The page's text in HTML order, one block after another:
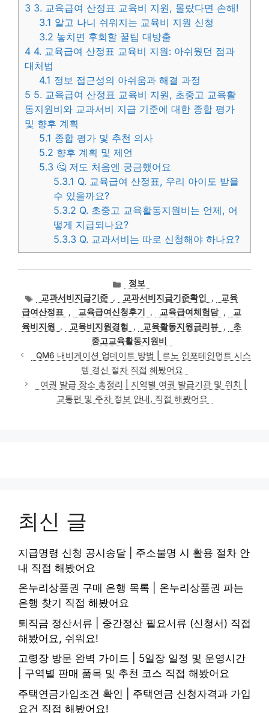
3 3. 교육급여 산정표 교육비 지원, 몰랐다면 손해!
3.1 알고 나니 쉬워지는 교육비 지원 신청
3.2 놓치면 후회할 꿀팁 대방출
4 4. 교육급여 산정표 교육비 지원: 아쉬웠던 점과
대처법
4.1 정보 접근성의 아쉬움과 해결 과정
5 5. 교육급여 산정표 교육비 지원, 초중고 교육활
동지원비와 교과서비 지급 기준에 대한 종합 평가
및 향후 계획
5.1 종합 평가 및 추천 의사
5.2 향후 계획 및 제언
5.3 🤔 저도 처음엔 궁금했어요
5.3.1 Q. 교육급여 산정표, 우리 아이도 받을
수 있을까요?
5.3.2 Q. 초중고 교육활동지원비는 언제, 어
떻게 지급되나요?
5.3.3 Q. 교과서비는 따로 신청해야 하나요?
카
테
고
리
정보
태
그
교과서비지급기준 , 교과서비지급기준확인 ,
교육
급여산정표
, 교육급여신청후기 , 교육급여체험담 ,
교
육비지원
, 교육비지원경험 , 교육활동지원금리뷰 ,
초
중고교육활동지원비
QM6 내비게이션 업데이트 방법 | 르노 인포테인먼트 시스
템 갱신 절차 직접 해봤어요
여권 발급 장소 총정리 | 지역별 여권 발급기관 및 위치 |
교통편 및 주차 정보 안내, 직접 해봤어요
최신 글
지급명령 신청 공시송달 | 주소불명 시 활용 절차 안
내 직접 해봤어요
온누리상품권 구매 은행 목록 | 온누리상품권 파는
은행 찾기 직접 해봤어요
퇴직금 정산서류 | 중간정산 필요서류 (신청서) 직접
해봤어요, 쉬워요!
고령장 방문 완벽 가이드 | 5일장 일정 및 운영시간
| 구역별 판매 품목 및 추천 코스 직접 해봤어요
주택연금가입조건 확인 | 주택연금 신청자격과 가입
요건 직접 해봤어요!